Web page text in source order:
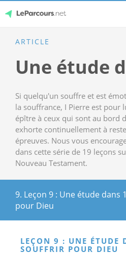
content
LeParcours.net
ARTICLE
Une étude
Si quelqu'un souffre et est
la souffrance, I Pierre est pour
épître à ceux qui sont au bord
exhorte continuellement à
épreuves. Nous vous
dans cette série de 19 leçons
Nouveau Testament.
9. Leçon 9 : Une étude dans
pour Dieu
LEÇON 9 : UNE ÉTUDE
SOUFFRIR POUR DIEU